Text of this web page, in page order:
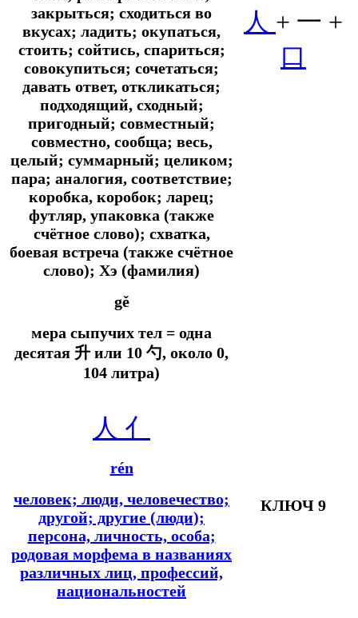
закрыться; сходиться во
вкусах; ладить; окупаться,
стоить; сойтись, спариться;
совокупиться; сочетаться;
давать ответ, откликаться;
подходящий, сходный;
пригодный; совместный;
совместно, сообща; весь,
целый; суммарный; целиком;
пара; аналогия, соответствие;
коробка, коробок; ларец;
футляр, упаковка (также
счётное слово); схватка,
боевая встреча (также счётное
слово); Хэ (фамилия)
gě
мера сыпучих тел = одна
десятая 升 или 10 勺, около 0,
104 литра)
人 + 一 +
口
人 亻
rén
человек; люди, человечество;
другой; другие (люди);
персона, личность, особа;
родовая морфема в названиях
различных лиц, профессий,
национальностей
КЛЮЧ 9